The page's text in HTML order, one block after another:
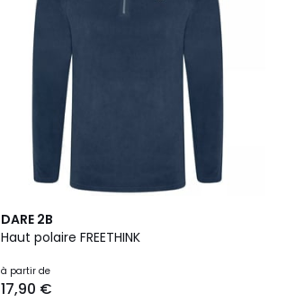
DARE 2B
Haut polaire FREETHINK
à partir de
17,90 €
5
Couleurs